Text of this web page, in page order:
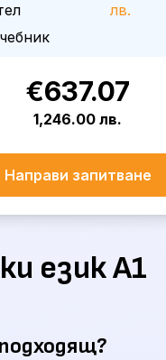
език А1
лв.
€637.07
1,246.00 лв.
Направи запитване